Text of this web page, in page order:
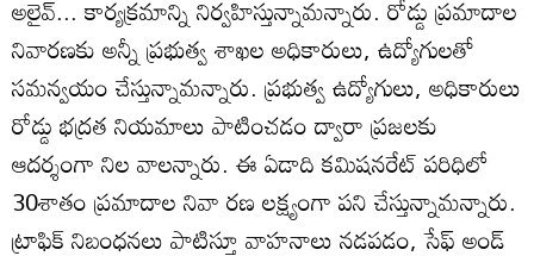
అలైవ్‌... కార్యక్రమాన్ని నిర్వహిస్తున్నామన్నారు. రోడ్డు ప్రమాదాల
నివారణకు అన్నీ ప్రభుత్వ శాఖల అధికారులు, ఉద్యోగులతో
సమన్వయం చేస్తున్నామన్నారు. ప్రభుత్వ ఉద్యోగులు, అధికారులు
రోడ్డు భద్రత నియమాలు పాటించడం ద్వారా ప్రజలకు
ఆదర్శంగా నిల వాలన్నారు. ఈ ఏడాది కమిషనరేట్‌ పరిధిలో
30శాతం ప్రమాదాల నివా రణ లక్ష్యంగా పని చేస్తున్నామన్నారు.
ట్రాఫిక్‌ నిబంధనలు పాటిస్తూ వాహనాలు నడపడం, సేఫ్‌ అండ్‌